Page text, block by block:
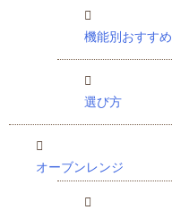
機能別おすすめ
選び方
オーブンレンジ